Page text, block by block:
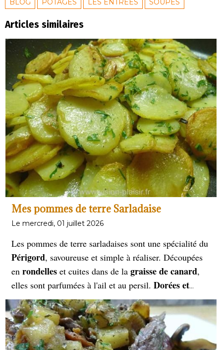
BLOG POTAGES LES ENTRÉES SOUPES
Articles similaires
Mes pommes de terre Sarladaise
Le mercredi, 01 juillet 2026
Les pommes de terre sarladaises sont une spécialité du
Périgord, savoureuse et simple à réaliser. Découpées
en rondelles et cuites dans de la graisse de canard,
elles sont parfumées à l'ail et au persil. Dorées et
fondantes, elles accompagnent à merveille confits,
magretset plats rustiques, incarnant la richesse du
terroir français.